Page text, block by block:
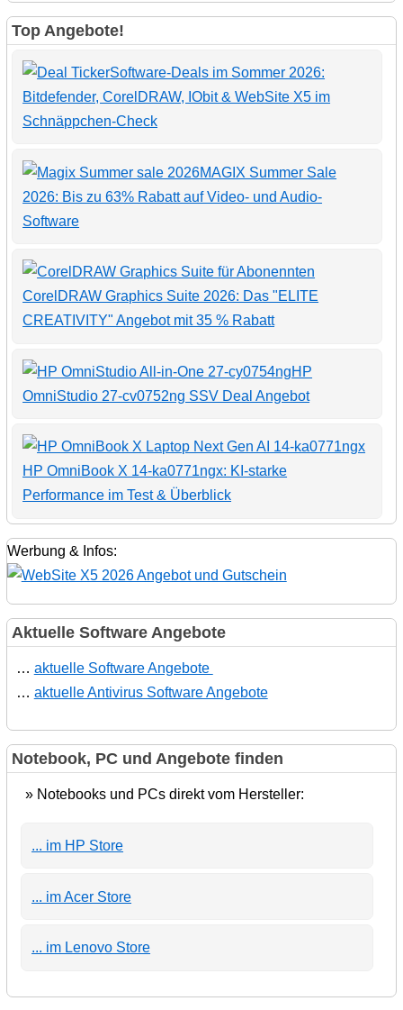
Top Angebote!
Software-Deals im Sommer 2026:
Bitdefender, CorelDRAW, IObit & WebSite X5 im
Schnäppchen-Check
MAGIX Summer Sale
2026: Bis zu 63% Rabatt auf Video- und Audio-
Software
CorelDRAW Graphics Suite 2026: Das "ELITE
CREATIVITY" Angebot mit 35 % Rabatt
HP
OmniStudio 27-cv0752ng SSV Deal Angebot
HP OmniBook X 14-ka0771ngx: KI-starke
Performance im Test & Überblick
Werbung & Infos:
Aktuelle Software Angebote
… aktuelle Software Angebote
… aktuelle Antivirus Software Angebote
Notebook, PC und Angebote finden
» Notebooks und PCs direkt vom Hersteller:
... im HP Store
... im Acer Store
... im Lenovo Store